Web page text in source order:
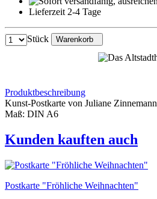
Lieferzeit 2-4 Tage
Stück Warenkorb
Produktbeschreibung
Kunst-Postkarte von Juliane Zinnemann
Maß: DIN A6
Kunden kauften auch
Postkarte "Fröhliche Weihnachten"